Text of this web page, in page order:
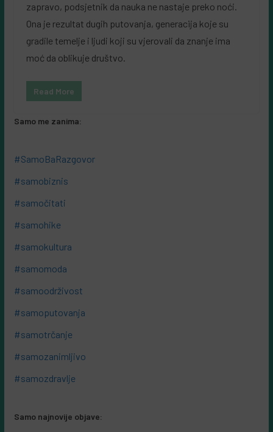
zapravo, podsjetnik da nauka ne nastaje preko noći.
Ona je rezultat dugih putovanja, generacija koje su
gradile temelje i ljudi koji su vjerovali da znanje ima
moć da oblikuje društvo.
Read More
Samo me zanima:
#SamoBaRazgovor
#samobiznis
#samočitati
#samohike
#samokultura
#samomoda
#samoodrživost
#samoputovanja
#samotrčanje
#samozanimljivo
#samozdravlje
Samo najnovije objave: